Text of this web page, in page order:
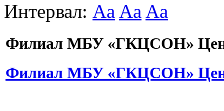
Интервал: Aa Aa Aa
Филиал МБУ «ГКЦСОН»
Филиал МБУ «ГКЦСОН»